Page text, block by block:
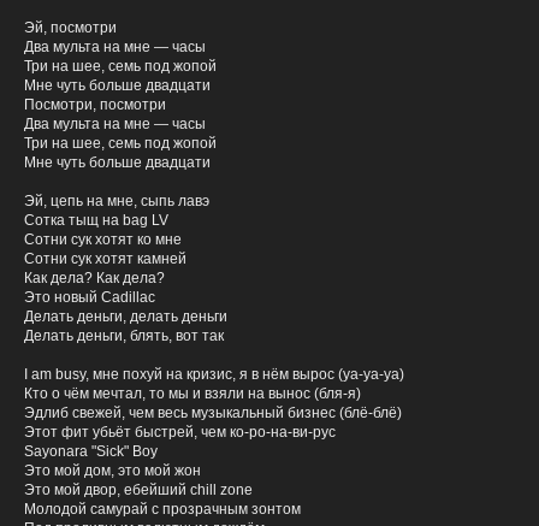
Эй, посмотри
Два мульта на мне — часы
Три на шее, семь под жопой
Мне чуть больше двадцати
Посмотри, посмотри
Два мульта на мне — часы
Три на шее, семь под жопой
Мне чуть больше двадцати
Эй, цепь на мне, сыпь лавэ
Сотка тыщ на bag LV
Сотни сук хотят ко мне
Сотни сук хотят камней
Как дела? Как дела?
Это новый Cadillac
Делать деньги, делать деньги
Делать деньги, блять, вот так
I am busy, мне похуй на кризис, я в нём вырос (уа-уа-уа)
Кто о чём мечтал, то мы и взяли на вынос (бля-я)
Эдлиб свежей, чем весь музыкальный бизнес (блё-блё)
Этот фит убьёт быстрей, чем ко-ро-на-ви-рус
Sayonara "Sick" Boy
Это мой дом, это мой жон
Это мой двор, ебейший chill zone
Молодой самурай с прозрачным зонтом
Отправьте нам демо
Как Вас зовут?